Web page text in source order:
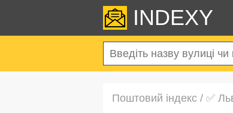
INDEXY
Поштовий індекс / ✅